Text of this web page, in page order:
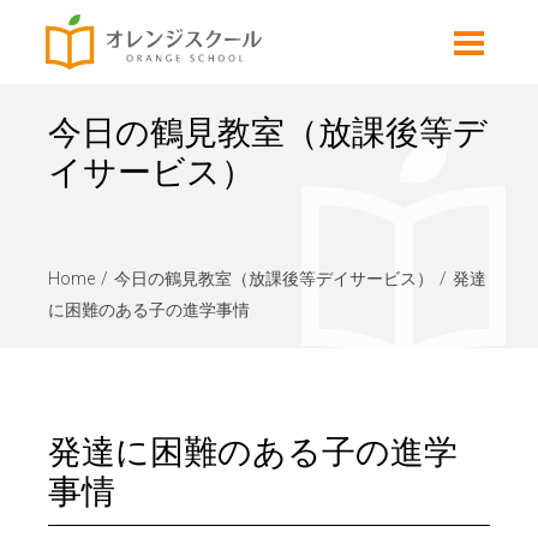
今日の鶴見教室（放課後等デ
イサービス）
Home 今日の鶴見教室（放課後等デイサービス）
発達
に困難のある子の進学事情
発達に困難のある子の進学
事情